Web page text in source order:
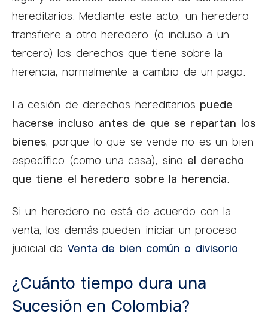
hereditarios. Mediante este acto, un heredero
transfiere a otro heredero (o incluso a un
tercero) los derechos que tiene sobre la
herencia, normalmente a cambio de un pago.
La cesión de derechos hereditarios puede
hacerse incluso antes de que se repartan los
bienes, porque lo que se vende no es un bien
específico (como una casa), sino el derecho
que tiene el heredero sobre la herencia
Si un heredero no está de acuerdo con la
venta, los demás pueden iniciar un proceso
judicial de Venta de bien común o divisorio.
¿Cuánto tiempo dura una
Sucesión en Colombia?